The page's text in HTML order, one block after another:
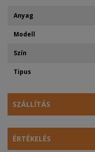
Anyag
Modell
Szín
Tipus
SZÁLLÍTÁS
ÉRTÉKELÉS